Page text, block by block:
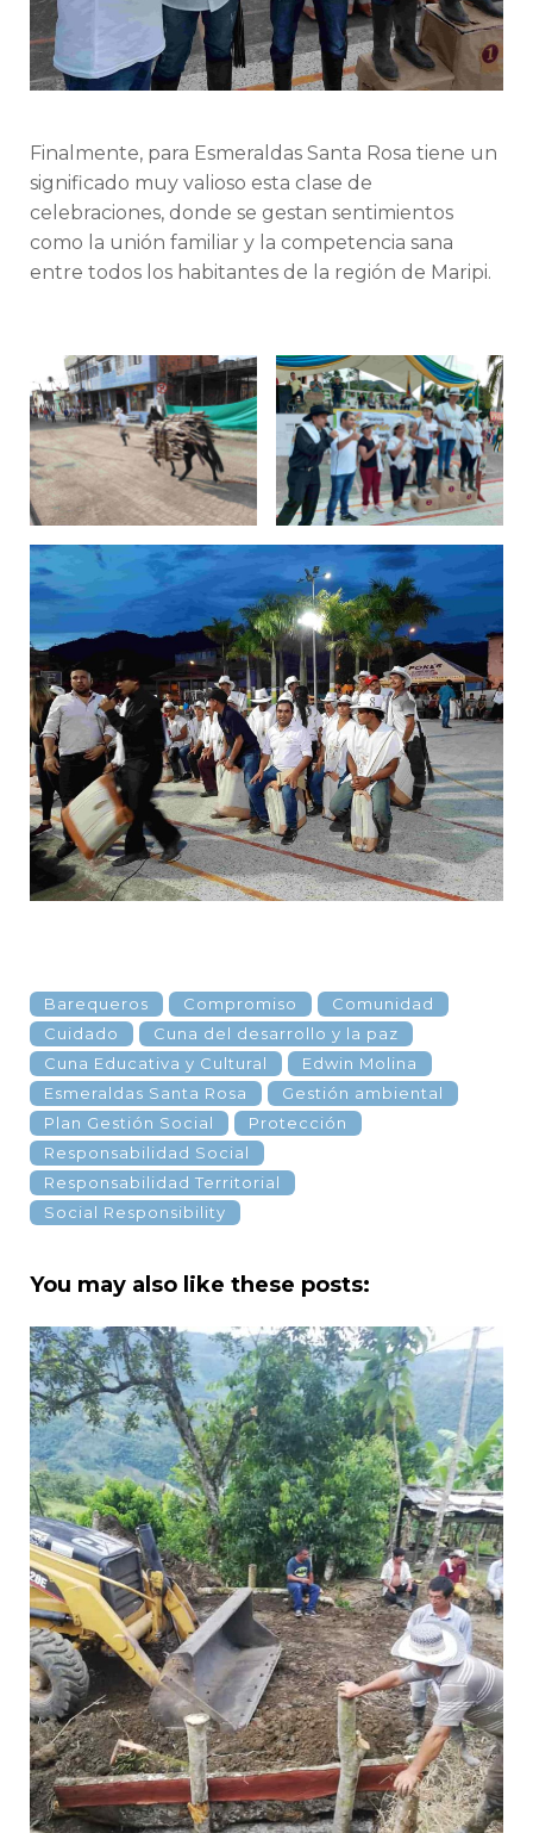
Finalmente, para Esmeraldas Santa Rosa tiene un
significado muy valioso esta clase de
celebraciones, donde se gestan sentimientos
como la unión familiar y la competencia sana
entre todos los habitantes de la región de Maripi.
Barequeros Compromiso
Comunidad
Cuidado
Cuna del desarrollo y la paz
Cuna Educativa y Cultural
Edwin Molina
Esmeraldas Santa Rosa
Gestión ambiental
Plan Gestión Social
Protección
Responsabilidad Social
Responsabilidad Territorial
Social Responsibility
You may also like these posts: